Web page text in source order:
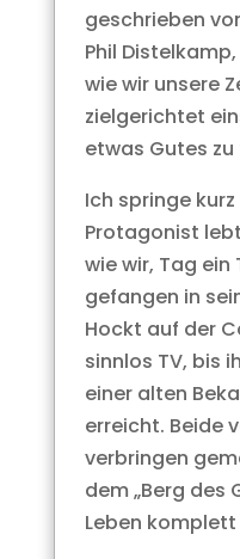
geschrieben
Phil
wie wir unsere
zielgerichtet
etwas Gutes zu
Ich springe
Protagonist
wie wir, Tag
gefangen in
Hockt auf der
sinnlos TV, bis
einer alten
erreicht. Beide
verbringen
dem „Berg des
Leben